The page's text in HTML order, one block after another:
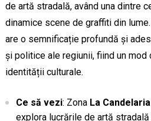
de artă stradală, având una dintre
dinamice scene de graffiti din
are o semnificație profundă și
și politice ale regiunii, fiind un
identității culturale.
Ce să vezi: Zona La Candelaria
explora lucrările de artă